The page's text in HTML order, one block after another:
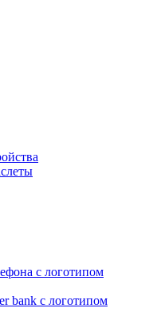
с логотипом
bank с логотипом